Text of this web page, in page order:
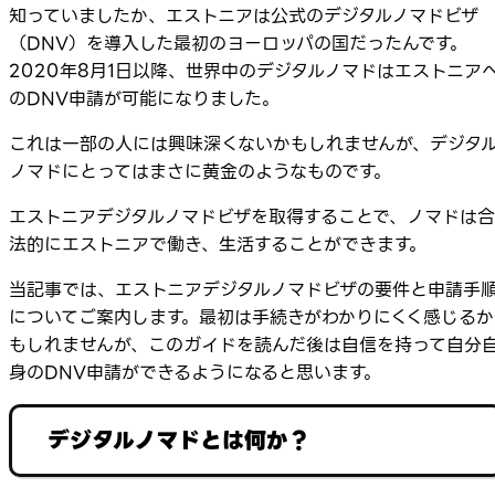
知っていましたか、エストニアは公式のデジタルノマドビザ
（DNV）を導入した最初のヨーロッパの国だったんです。
2020年8月1日以降、世界中のデジタルノマドはエストニア
のDNV申請が可能になりました。
これは一部の人には興味深くないかもしれませんが、デジタ
ノマドにとってはまさに黄金のようなものです。
エストニアデジタルノマドビザを取得することで、ノマドは合
法的にエストニアで働き、生活することができます。
当記事では、エストニアデジタルノマドビザの要件と申請手
についてご案内します。最初は手続きがわかりにくく感じるか
もしれませんが、このガイドを読んだ後は自信を持って自分
身のDNV申請ができるようになると思います。
デジタルノマドとは何か？